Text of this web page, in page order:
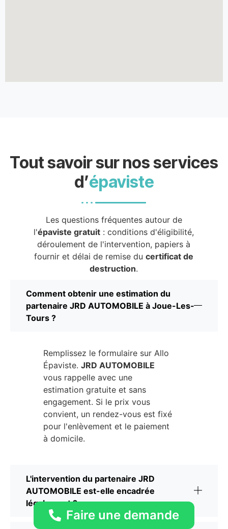
Tout savoir sur nos services
d’épaviste
Les questions fréquentes autour de
l'épaviste gratuit : conditions d'éligibilité,
déroulement de l'intervention, papiers à
fournir et délai de remise ducertificat de
destruction.
Comment obtenir une estimation du
partenaire JRD AUTOMOBILE à Joue-Les-
Tours ?
Remplissez le formulaire sur Allo
Épaviste. JRD AUTOMOBILE
vous rappelle avec une
estimation gratuite et sans
engagement. Si le prix vous
convient, un rendez-vous est fixé
pour l'enlèvement et le paiement
à domicile.
L'intervention du partenaire JRD
AUTOMOBILE est-elle encadrée
légalement ?
Faire une demande